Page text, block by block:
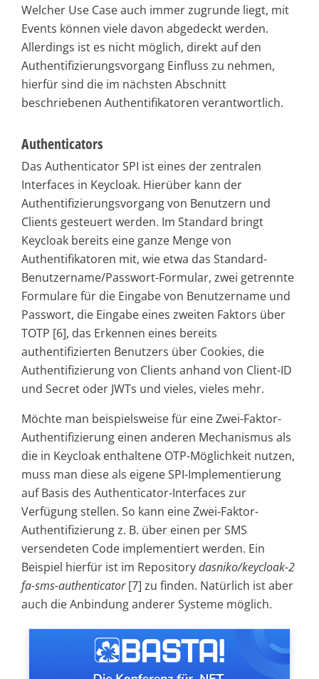
Welcher Use Case auch immer zugrunde liegt, mit
Events können viele davon abgedeckt werden.
Allerdings ist es nicht möglich, direkt auf den
Authentifizierungsvorgang Einfluss zu nehmen,
hierfür sind die im nächsten Abschnitt
beschriebenen Authentifikatoren verantwortlich.
Authenticators
Das AuthenticatorSPI ist eines der zentralen
Interfaces in Keycloak. Hierüber kann der
Authentifizierungsvorgang von Benutzern und
Clients gesteuert werden. Im Standard bringt
Keycloak bereits eine ganze Menge von
Authentifikatoren mit, wie etwa das Standard-
Benutzername/Passwort-Formular, zwei getrennte
Formulare für die Eingabe von Benutzername und
Passwort, die Eingabe eines zweiten Faktors über
TOTP [6], das Erkennen eines bereits
authentifizierten Benutzers über Cookies, die
Authentifizierung von Clients anhand von Client-ID
und Secret oder JWTs und vieles, vieles mehr.
Möchte man beispielsweise für eine Zwei-Faktor-
Authentifizierung einen anderen Mechanismus als
die in Keycloak enthaltene OTP-Möglichkeit nutzen,
muss man diese als eigene SPI-Implementierung
auf Basis des Authenticator-Interfaces zur
Verfügung stellen. So kann eine Zwei-Faktor-
Authentifizierung z. B. über einen per SMS
versendeten Code implementiert werden. Ein
Beispiel hierfür ist im Repositorydasniko/keycloak-2
fa-sms-authenticator[7] zu finden. Natürlich ist aber
auch die Anbindung anderer Systeme möglich.